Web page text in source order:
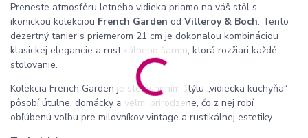
Preneste atmosféru letného vidieka priamo na váš stôl s
ikonickou kolekciou French Garden od Villeroy & Boch. Tento
dezertný tanier s priemerom 21 cm je dokonalou kombináciou
klasickej elegancie a rustikálneho šarmu, ktorá rozžiari každé
stolovanie.
Kolekcia French Garden je stelesnením štýlu „vidiecka kuchyňa“ –
pôsobí útulne, domácky a veľmi prirodzene, čo z nej robí
obľúbenú voľbu pre milovníkov vintage a rustikálnej estetiky.